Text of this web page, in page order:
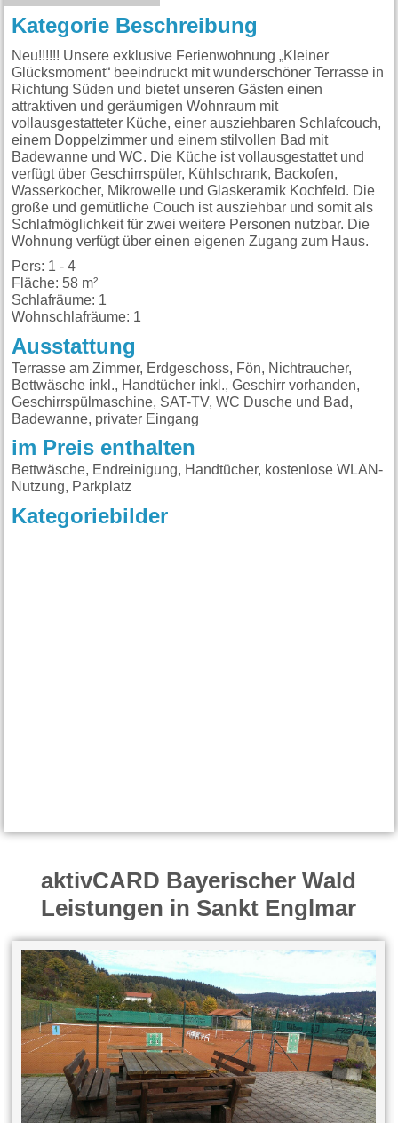
Kategorie Beschreibung
Neu!!!!!! Unsere exklusive Ferienwohnung „Kleiner
Glücksmoment“ beeindruckt mit wunderschöner Terrasse in
Richtung Süden und bietet unseren Gästen einen
attraktiven und geräumigen Wohnraum mit
vollausgestatteter Küche, einer ausziehbaren Schlafcouch,
einem Doppelzimmer und einem stilvollen Bad mit
Badewanne und WC. Die Küche ist vollausgestattet und
verfügt über Geschirrspüler, Kühlschrank, Backofen,
Wasserkocher, Mikrowelle und Glaskeramik Kochfeld. Die
große und gemütliche Couch ist ausziehbar und somit als
Schlafmöglichkeit für zwei weitere Personen nutzbar. Die
Wohnung verfügt über einen eigenen Zugang zum Haus.
Pers: 1 - 4
Fläche: 58 m²
Schlafräume: 1
Wohnschlafräume: 1
Ausstattung
Terrasse am Zimmer, Erdgeschoss, Fön, Nichtraucher,
Bettwäsche inkl., Handtücher inkl., Geschirr vorhanden,
Geschirrspülmaschine, SAT-TV, WC Dusche und Bad,
Badewanne, privater Eingang
im Preis enthalten
Bettwäsche, Endreinigung, Handtücher, kostenlose WLAN-
Nutzung, Parkplatz
Kategoriebilder
aktivCARD Bayerischer Wald
Leistungen in Sankt Englmar